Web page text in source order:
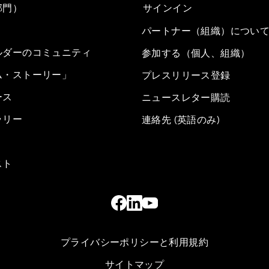
）
ーのコミュニティ
ストーリー」
リー
サインイン
パートナー（組織）につい
参加する（個人、組織）
プレスリリース登録
ニュースレター購読
連絡先 (英語のみ)
プライバシーポリシーと利用規約
サイトマップ